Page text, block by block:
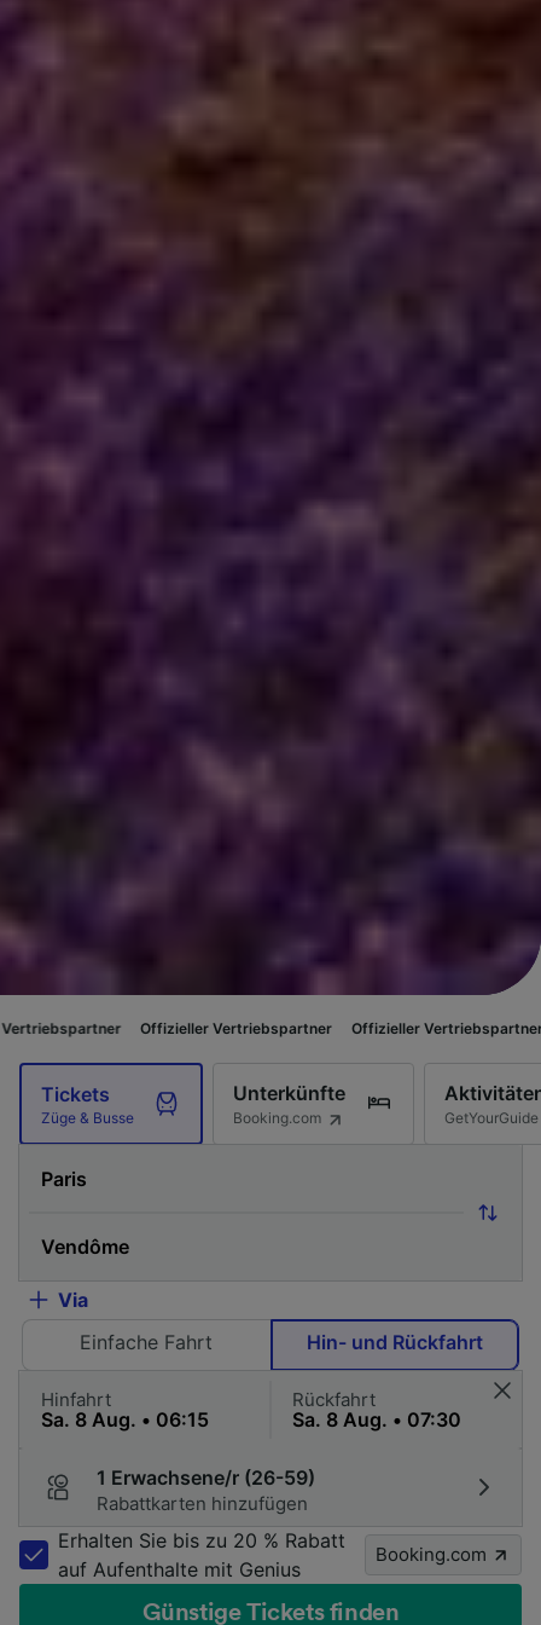
Offizieller Vertriebspartner Offizieller Vertriebspartner Offizieller
Tickets
Züge & Busse
Unterkünfte
Booking.com GetYourGuide
Via
Einfache Fahrt
Hin- und Rückfahrt
Hinfahrt Rückfahrt
1 Erwachsene/r (26-59)
Rabattkarten hinzufügen
Erhalten Sie bis zu 20 % Rabatt
auf Aufenthalte mit Genius
Booking.com
Günstige Tickets finden